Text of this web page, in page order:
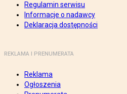
Regulamin serwisu
Informacje o nadawcy
Deklaracja dostępności
REKLAMA I PRENUMERATA
Reklama
Ogłoszenia